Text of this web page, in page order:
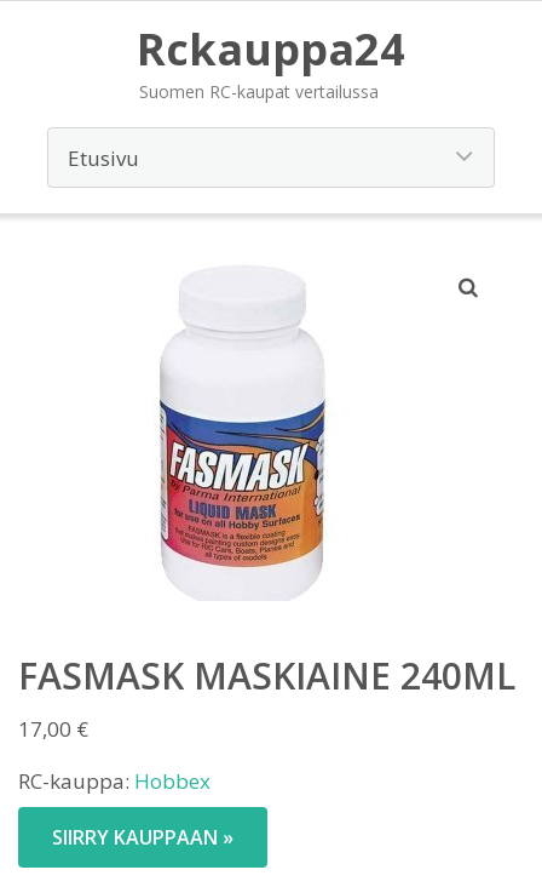
Rckauppa24
Suomen RC-kaupat vertailussa
FASMASK MASKIAINE 240ML
17,00 €
RC-kauppa: Hobbex
SIIRRY KAUPPAAN »